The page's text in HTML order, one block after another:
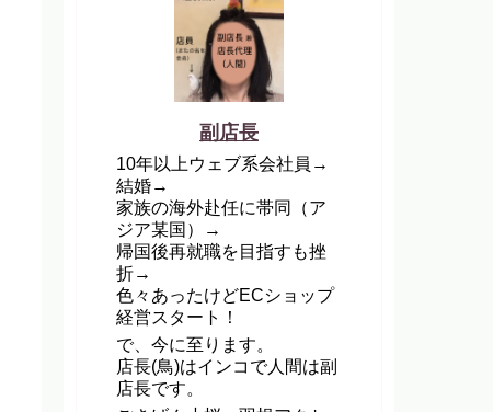
副店長
10年以上ウェブ系会社員→
結婚→
家族の海外赴任に帯同（ア
ジア某国）→
帰国後再就職を目指すも挫
折→
色々あったけどECショップ
経営スタート！
で、今に至ります。
店長(鳥)はインコで人間は副
店長です。